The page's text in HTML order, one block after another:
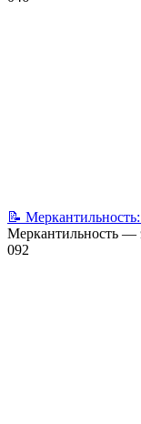
📝
Меркантильность —
092